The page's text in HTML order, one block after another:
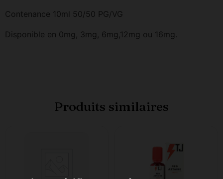
Contenance 10ml 50/50 PG/VG
Disponible en 0mg, 3mg, 6mg,12mg ou 16mg.
Produits similaires